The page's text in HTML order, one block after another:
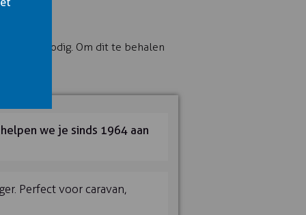
nodig. Om dit te behalen
we je sinds 1964 aan
Perfect voor caravan,
Nog geen haast